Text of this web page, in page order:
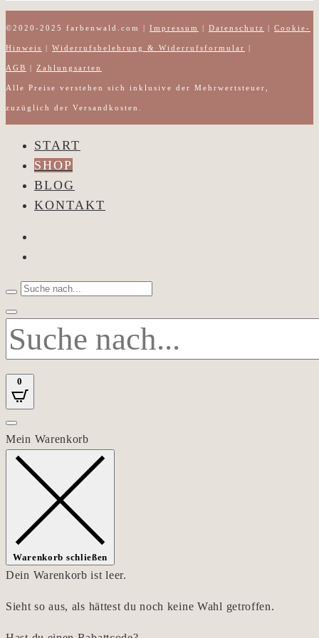
Produkte
©2020-2025 farbenwald.com | Impressum Datenschutz Cookie-
Hinweis Widerrufsbelehrung & Widerrufsformular
AGB Zahlungsarten
Alle Preise verstehen sich inklusive der Mehrwertsteuer,
zuzüglich der Versandkosten.
START
SHOP
BLOG
KONTAKT
0
Mein Warenkorb
Warenkorb schließen
Dein Warenkorb ist leer.
Sieht so aus, als hättest du noch keine Wahl getroffen.